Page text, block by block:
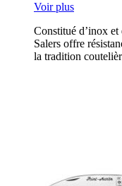
Voir plus
Constitué d’inox et
Salers offre
la tradition